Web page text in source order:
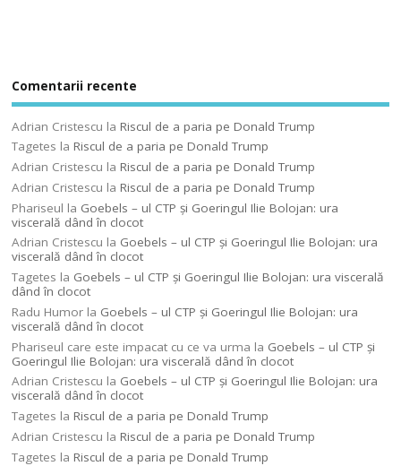
Comentarii recente
Adrian Cristescu laRiscul de a paria pe Donald Trump
Tagetes laRiscul de a paria pe Donald Trump
Adrian Cristescu laRiscul de a paria pe Donald Trump
Adrian Cristescu laRiscul de a paria pe Donald Trump
Phariseul la Goebels – ul CTP şi Goeringul Ilie Bolojan: ura
viscerală dând în clocot
Adrian Cristescu la Goebels – ul CTP şi Goeringul Ilie Bolojan: ura
viscerală dând în clocot
Tagetes la Goebels – ul CTP şi Goeringul Ilie Bolojan: ura viscerală
dând în clocot
Radu Humor la Goebels – ul CTP şi Goeringul Ilie Bolojan: ura
viscerală dând în clocot
Phariseul care este impacat cu ce va urma la Goebels – ul CTP şi
Goeringul Ilie Bolojan: ura viscerală dând în clocot
Adrian Cristescu la Goebels – ul CTP şi Goeringul Ilie Bolojan: ura
viscerală dând în clocot
Tagetes laRiscul de a paria pe Donald Trump
Adrian Cristescu laRiscul de a paria pe Donald Trump
Tagetes laRiscul de a paria pe Donald Trump